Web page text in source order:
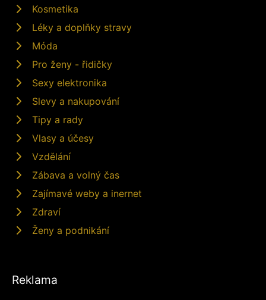
Kosmetika
Léky a doplňky stravy
Móda
Pro ženy - řidičky
Sexy elektronika
Slevy a nakupování
Tipy a rady
Vlasy a účesy
Vzdělání
Zábava a volný čas
Zajímavé weby a inernet
Zdraví
Ženy a podnikání
Reklama